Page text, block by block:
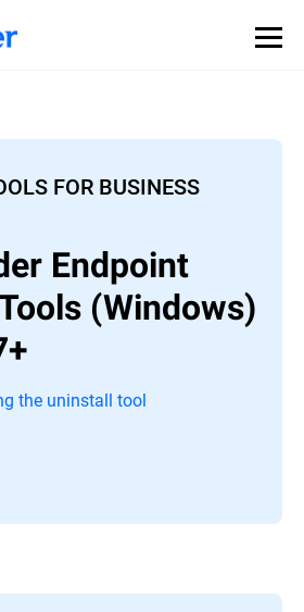
FOR BUSINESS
Endpoint
(Windows)
the uninstall tool